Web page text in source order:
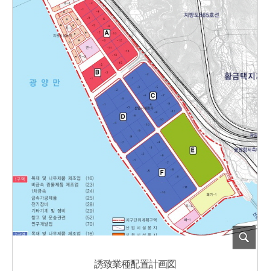
誘致業種配置計画図